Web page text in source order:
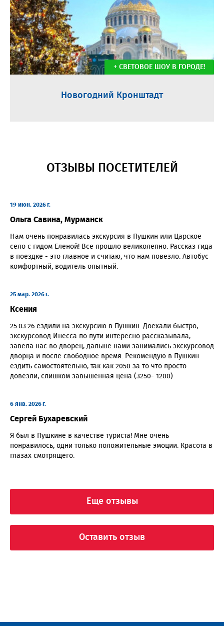
Новогодний Кронштадт
+ СВЕТОВОЕ ШОУ В ГОРОДЕ!
ОТЗЫВЫ ПОСЕТИТЕЛЕЙ
19 июн. 2026 г.
Ольга Савина, Мурманск
Нам очень понравилась экскурсия в Пушкин или Царское
село с гидом Еленой! Все прошло великолепно. Рассказ гида
в поездке - это главное и считаю, что нам повезло. Автобус
комфортный, водитель опытный.
25 мар. 2026 г.
Ксения
25.03.26 ездили на экскурсию в Пушкин. Доехали быстро,
экскурсовод Инесса по пути интересно рассказывала,
завела нас во дворец, дальше нами занимались экскурсовод
дворца и после свободное время. Рекомендую в Пушкин
ездить самостоятельно, так как 2050 за то что просто
довезли, слишком завышенная цена (3250- 1200)
6 янв. 2026 г.
Сергей Бухаревский
Я был в Пушкине в качестве туриста! Мне очень
понравилось, одни только положительные эмоции. Красота в
глазах смотрящего.
Еще отзывы
Оставить отзыв